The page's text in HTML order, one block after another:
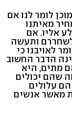
לומר לנו אם
מאיתנו
אליו. אם
ותעשה
לאויבנו כי
הדבר החשוב
מתים, היא
שהם יכולים
עלולים
מאשר אנשים